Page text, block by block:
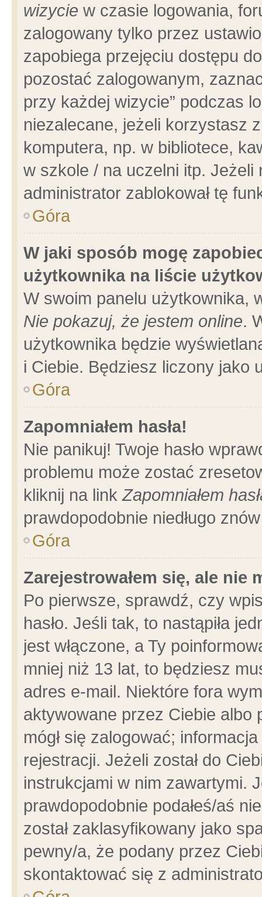
wizycie w czasie logowania,
zalogowany tylko przez
zapobiega przejęciu dostępu
pozostać zalogowanym,
przy każdej wizycie” podczas
niezalecane, jeżeli korzystasz
komputera, np. w bibliotece,
w szkole / na uczelni itp.
administrator zablokował tę
Góra
W jaki sposób mogę
użytkownika na liście
W swoim panelu użytkownika,
Nie pokazuj, że jestem online.
użytkownika będzie
i Ciebie. Będziesz liczony jako
Góra
Zapomniałem hasła!
Nie panikuj! Twoje hasło
problemu może zostać
kliknij na linkZapomniałem
prawdopodobnie niedługo
Góra
Zarejestrowałem się, ale nie
Po pierwsze, sprawdź, czy
hasło. Jeśli tak, to nastąpiła
jest włączone, a Ty
mniej niż 13 lat, to będziesz
adres e-mail. Niektóre fora
aktywowane przez Ciebie albo
mógł się zalogować;
rejestracji. Jeżeli został do
instrukcjami w nim zawartymi.
prawdopodobnie podałeś/aś
został zaklasyfikowany jako
pewny/a, że podany przez
skontaktować się z